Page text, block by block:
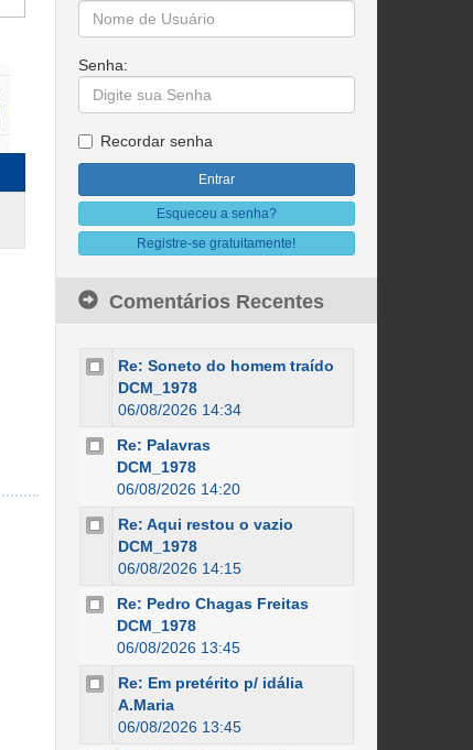
Senha:
Recordar senha
Esqueceu a senha?
Registre-se gratuitamente!
Comentários Recentes
Re: Soneto do homem traído
DCM_1978
06/08/2026 14:34
Re: Palavras
DCM_1978
06/08/2026 14:20
Re: Aqui restou o vazio
DCM_1978
06/08/2026 14:15
Re: Pedro Chagas Freitas
DCM_1978
06/08/2026 13:45
Re: Em pretérito p/ idália
A.Maria
06/08/2026 13:45